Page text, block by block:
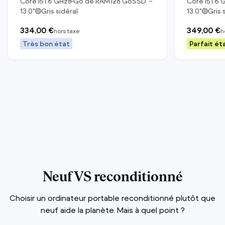
13.0" Gris sidéral
334,00 €hors taxe
Très bon état
13.0" Gris
349,00 €
Parfait
Neuf VS reconditionné
Choisir un ordinateur portable reconditionné plutôt que
neuf aide la planète. Mais à quel point ?